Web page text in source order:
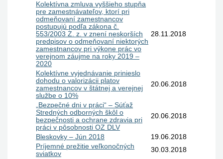
Kolektívna zmluva vyššieho stupňa
pre zamestnávateľov, ktorí pri
odmeňovaní zamestnancov
postupujú podľa zákona č.
553/2003 Z. z. v znení neskorších
predpisov o odmeňovaní niektorých
zamestnancov pri výkone prác vo
verejnom záujme na roky 2019 –
2020
28.11.2018
Kolektívne vyjednávanie prinieslo
dohodu o valorizácii platov
zamestnancov v štátnej a verejnej
službe o 10%
20.06.2018
„Bezpečné dni v práci“ – Súťaž
Stredných odborných škôl o
bezpečnosti a ochrane zdravia pri
práci v pôsobnosti OZ DLV
20.06.2018
Bleskovky – Jún 2018
19.06.2018
Príjemné prežitie veľkonočných
sviatkov
30.03.2018